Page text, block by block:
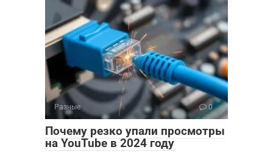
Разные 0
Почему резко упали просмотры
на YouTube в 2024 году